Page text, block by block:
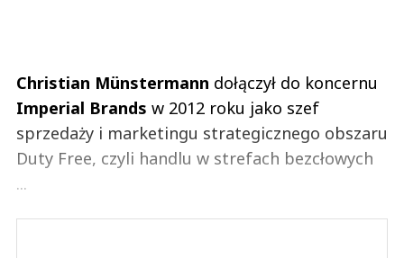
Christian Münstermann dołączył do koncernu
Imperial Brands w 2012 roku jako szef
sprzedaży i marketingu strategicznego obszaru
Duty Free, czyli handlu w strefach bezcłowych
...